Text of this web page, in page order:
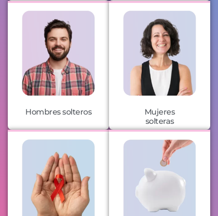
Hombres solteros
Mujeres
solteras